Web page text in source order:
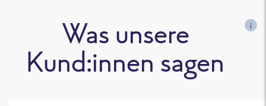
Was unsere
Kund:innen sagen
i